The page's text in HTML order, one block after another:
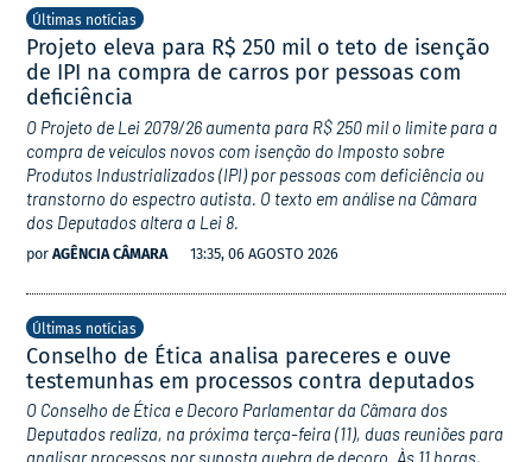
Últimas notícias
Projeto eleva para R$ 250 mil o teto de isenção
de IPI na compra de carros por pessoas com
deficiência
O Projeto de Lei 2079/26 aumenta para R$ 250 mil o limite para a
compra de veículos novos com isenção do Imposto sobre
Produtos Industrializados (IPI) por pessoas com deficiência ou
transtorno do espectro autista. O texto em análise na Câmara
dos Deputados altera a Lei 8.
por AGÊNCIA CÂMARA 13:35, 06 AGOSTO 2026
Últimas notícias
Conselho de Ética analisa pareceres e ouve
testemunhas em processos contra deputados
O Conselho de Ética e Decoro Parlamentar da Câmara dos
Deputados realiza, na próxima terça-feira (11), duas reuniões para
analisar processos por suposta quebra de decoro. Às 11 horas,